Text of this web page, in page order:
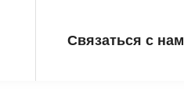
Связаться с